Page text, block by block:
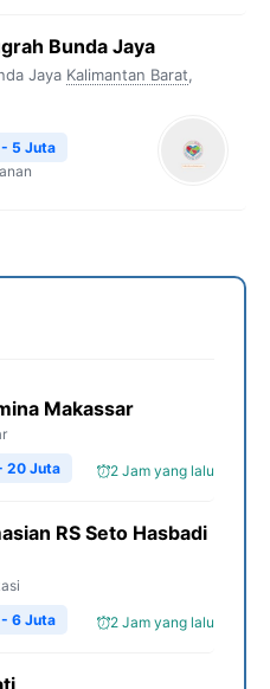
Bunda Jaya
Jaya Kalimantan Barat,
5 Juta
Makassar
2 Jam yang lalu
20 Juta
RS Seto Hasbadi
2 Jam yang lalu
6 Juta